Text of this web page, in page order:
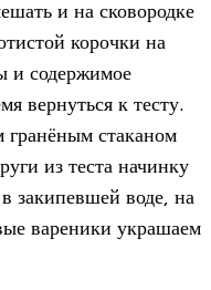
и на сковородке
корочки на
и содержимое
вернуться к тесту.
гранёным стаканом
из теста начинку
закипевшей воде, на
вареники украшаем